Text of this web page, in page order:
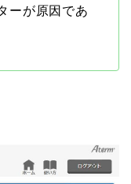
ーが原因であ